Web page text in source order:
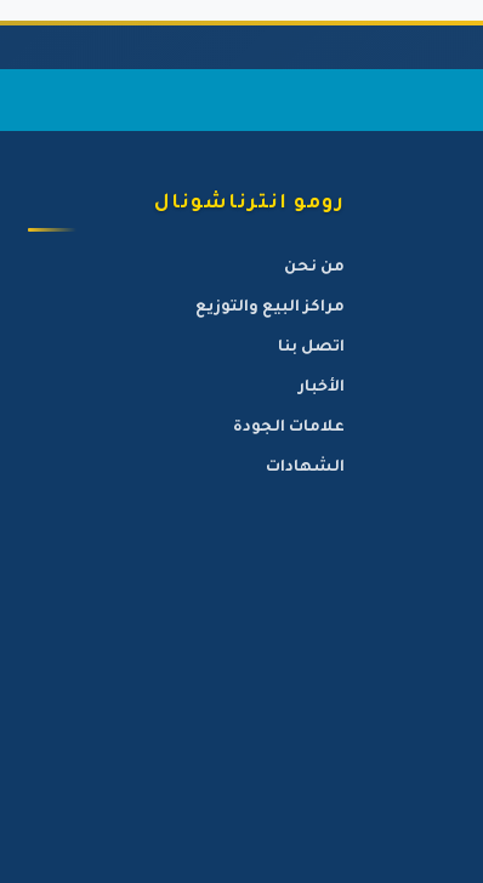
رومو انترناشونال
من نحن
مراكز البيع والتوزيع
اتصل بنا
الأخبار
علامات الجودة
الشهادات